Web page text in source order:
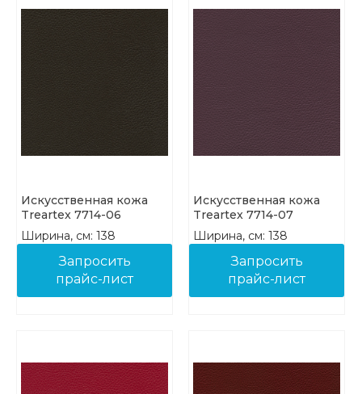
Искусственная кожа
Treartex 7714-06
Ширина, см: 138
Запросить
прайс-лист
Искусственная кожа
Treartex 7714-07
Ширина, см: 138
Запросить
прайс-лист